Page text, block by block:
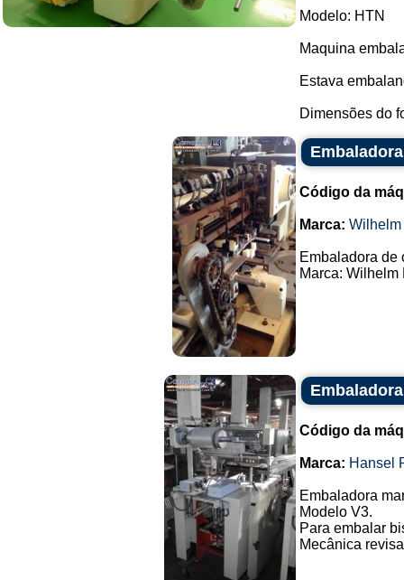
Modelo: HTN
Maquina
Estava
Dimensões do
Código da
Marca:
Embaladora de
Marca: Wilhelm
Código da
Marca: Hansel
Embaladora
Modelo V3.
Para embalar
Mecânica